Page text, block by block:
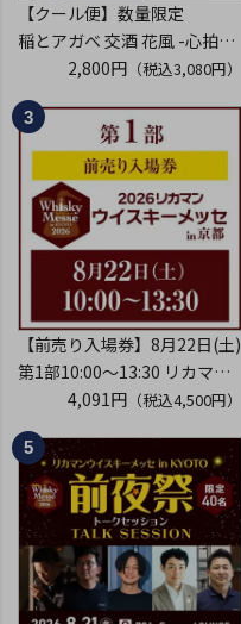
【クール便】数量限定
稲とアガベ 交酒 花風 -心拍-
KYOTO EDITION 720ml こう
しゅ はなかぜ craft sake クラ
フトサケ 秋田県 男鹿市
2,800円（税込3,080円）
【前売り入場券】8月22日(土)
第1部10:00～13:30 リカマン
ウイスキーメッセ in京都
2026 1枚
入場券となるeチケットは【8
月中旬】にメールにて配信予
定
※代引き決済不可
4,091円（税込4,500円）